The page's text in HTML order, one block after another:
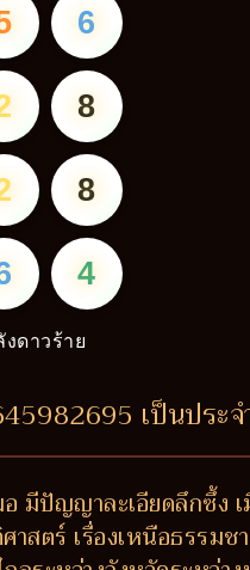
6
8
8
4
ดาวร้าย
เป็นประจ
มีปัญญาละเอียดลึกซึ้ง
าสตร์ เรื่องเหนือธรร